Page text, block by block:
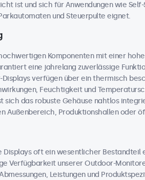
ist und sich für Anwendungen wie Self-
und Steuerpulte eignet.
Komponenten mit einer
eine jahrelang zuverlässige
verfügen über ein thermisch
Feuchtigkeit und
das robuste Gehäuse nahtlos
Außenbereich, Produktionshallen oder
Displays oft ein wesentlicher Bestandteil
Verfügbarkeit unserer Outdoor-
Leistungen und